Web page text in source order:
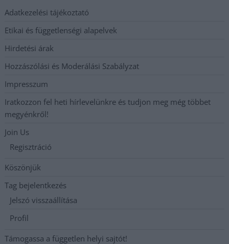
Adatkezelési tájékoztató
Etikai és függetlenségi alapelvek
Hirdetési árak
Hozzászólási és Moderálási Szabályzat
Impresszum
Iratkozzon fel heti hírlevelünkre és tudjon meg még többet
megyénkről!
Join Us
Regisztráció
Köszönjük
Tag bejelentkezés
Jelszó visszaállítása
Profil
Támogassa a független helyi sajtót!